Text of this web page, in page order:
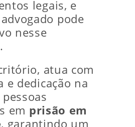
legais, e
pode
nesse
atua com
e dedicação na
em prisão em
, garantindo um